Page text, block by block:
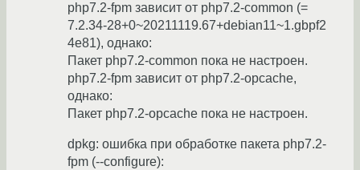
php7.2-fpm зависит от php7.2-common (=
7.2.34-28+0~20211119.67+debian11~1.gbpf2
4e81), однако:
Пакет php7.2-common пока не настроен.
php7.2-fpm зависит от php7.2-opcache,
однако:
Пакет php7.2-opcache пока не настроен.
dpkg: ошибка при обработке пакета php7.2-
fpm (--configure):